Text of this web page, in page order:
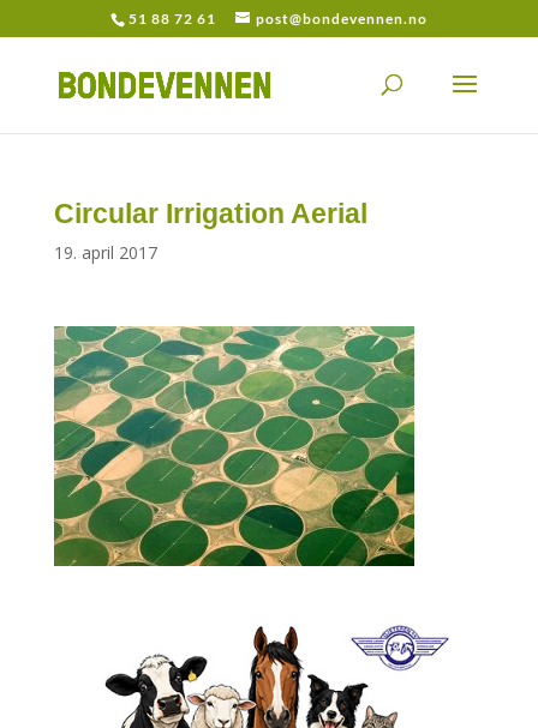
51 88 72 61 post@bondevennen.no
Circular Irrigation Aerial
19. april 2017